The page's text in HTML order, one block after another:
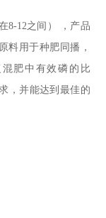
8-12之间） ，产品
料用于种肥同播，
肥中有效磷的比
，并能达到最佳的